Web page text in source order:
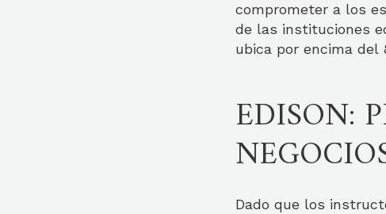
comprometer a los
de las instituciones
ubica por encima del
EDISON:
Dado que los